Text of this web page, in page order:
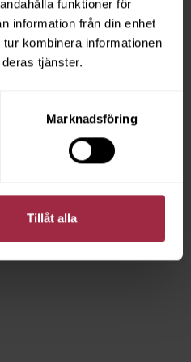
funktioner för
information från din enhet
kombinera informationen
tjänster.
Marknadsföring
Tillåt alla